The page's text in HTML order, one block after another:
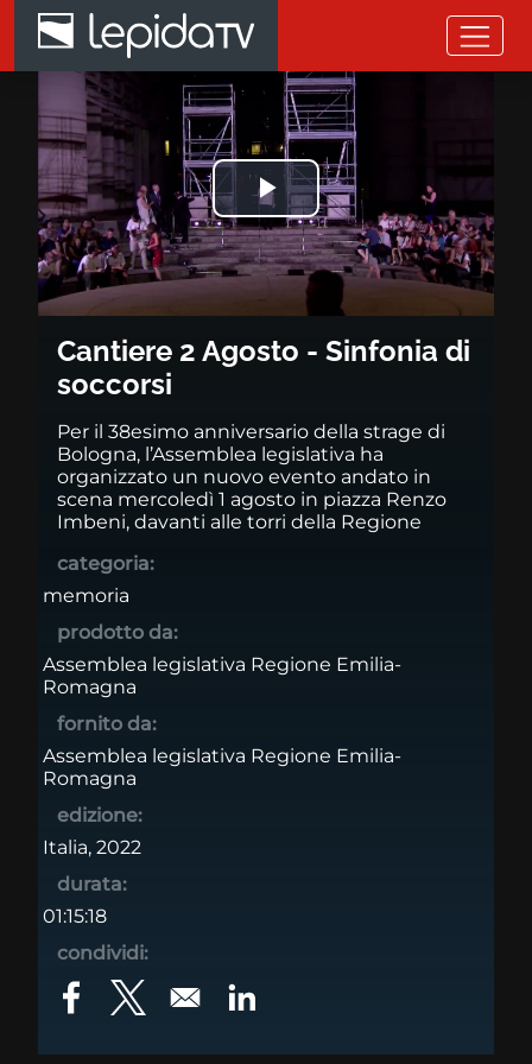
Salta al contenuto principale
Cantiere 2 Agosto - Sinfonia di
Riprodurre
il
video
Cantiere 2 Agosto - Sinfonia di
soccorsi
Per il 38esimo anniversario della strage di
Bologna, l’Assemblea legislativa ha
organizzato un nuovo evento andato in
scena mercoledì 1 agosto in piazza Renzo
Imbeni, davanti alle torri della Regione
categoria:
memoria
prodotto da:
Assemblea legislativa Regione Emilia-
Romagna
fornito da:
Assemblea legislativa Regione Emilia-
Romagna
edizione:
Italia, 2022
durata:
01:15:18
condividi:
Opens in a new window
Opens in a new windowOpens in a new window